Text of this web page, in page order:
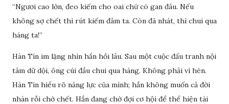
“Ngươi cao lớn, đeo kiếm cho oai chứ có gan đâu. Nếu
không sợ chết thì rút kiếm đâm ta. Còn đã nhát, thì chui qua
háng ta!”
Hàn Tín im lặng nhìn hắn hồi lâu. Sau một cuộc đấu tranh nội
tâm dữ dội, ông cúi đầu chui qua háng. Không phải vì hèn.
Hàn Tín hiểu rõ năng lực của mình; hắn không muốn cả đời
nhàn rỗi chờ chết. Hắn đang chờ đợi cơ hội để thể hiện tài